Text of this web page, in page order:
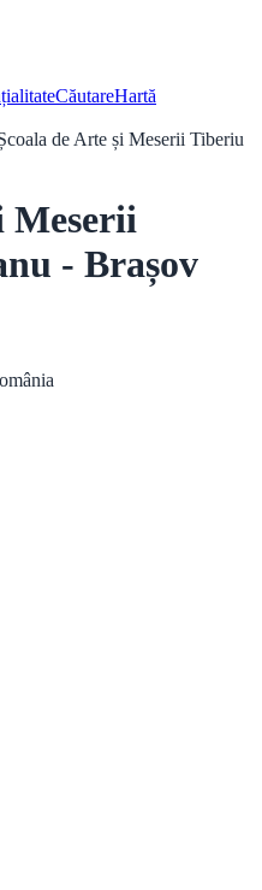
CăutareHartă
de Arte și Meserii Tiberiu
Meserii
- Brașov